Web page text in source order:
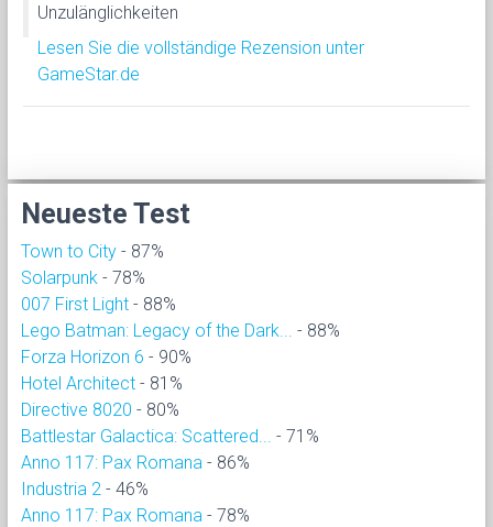
Unzulänglichkeiten
Lesen Sie die vollständige Rezension unter
GameStar.de
Neueste Test
Town to City - 87%
Solarpunk - 78%
007 First Light - 88%
Lego Batman: Legacy of the Dark...
- 88%
Forza Horizon 6 - 90%
Hotel Architect - 81%
Directive 8020 - 80%
Battlestar Galactica: Scattered...
- 71%
Anno 117: Pax Romana - 86%
Industria 2 - 46%
Anno 117: Pax Romana - 78%